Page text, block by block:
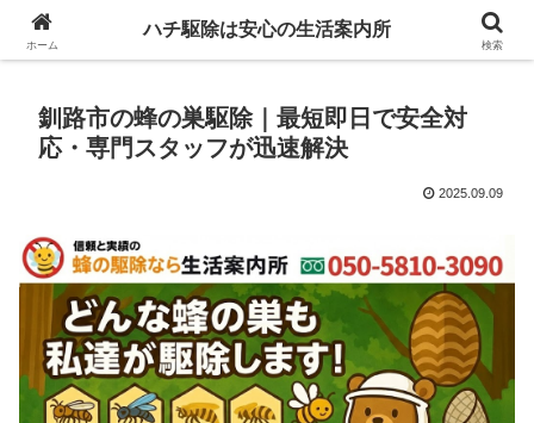
釧路市の蜂の巣駆除｜最短即日で安全対
応・専門スタッフが迅速解決
2025.09.09
ホーム
ハチ駆除は安心の生活案内所
検索